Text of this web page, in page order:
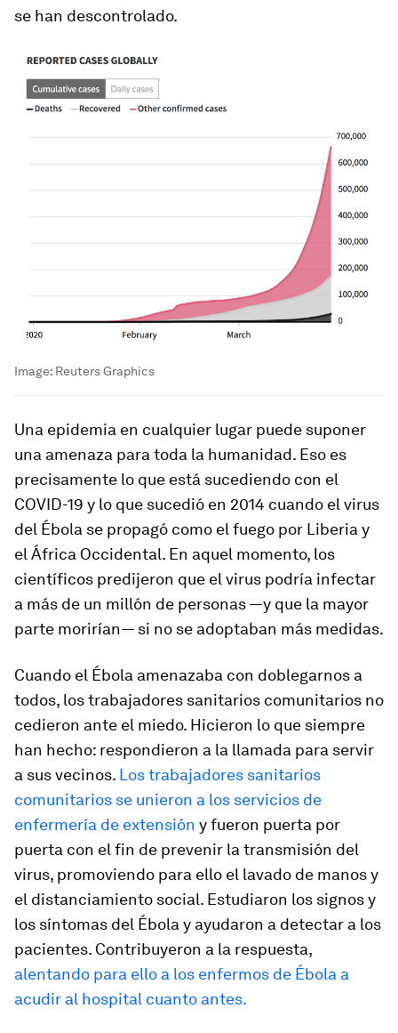
se han descontrolado.
Image: Reuters Graphics
Una epidemia en cualquier lugar puede suponer
una amenaza para toda la humanidad. Eso es
precisamente lo que está sucediendo con el
COVID-19 y lo que sucedió en 2014 cuando el virus
del Ébola se propagó como el fuego por Liberia y
el África Occidental. En aquel momento, los
científicos predijeron que el virus podría infectar
a más de un millón de personas —y que la mayor
parte morirían— si no se adoptaban más medidas.
Cuando el Ébola amenazaba con doblegarnos a
todos, los trabajadores sanitarios comunitarios no
cedieron ante el miedo. Hicieron lo que siempre
han hecho: respondieron a la llamada para servir
a sus vecinos. Los trabajadores sanitarios
comunitarios se unieron a los servicios de
enfermería de extensión y fueron puerta por
puerta con el fin de prevenir la transmisión del
virus, promoviendo para ello el lavado de manos y
el distanciamiento social. Estudiaron los signos y
los síntomas del Ébola y ayudaron a detectar a los
pacientes. Contribuyeron a la respuesta,
alentando para ello a los enfermos de Ébola a
acudir al hospital cuanto antes.